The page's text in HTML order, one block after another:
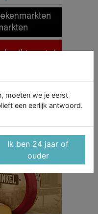
moeten we je eerst
een eerlijk antwoord.
Ik ben 24 jaar of
ouder